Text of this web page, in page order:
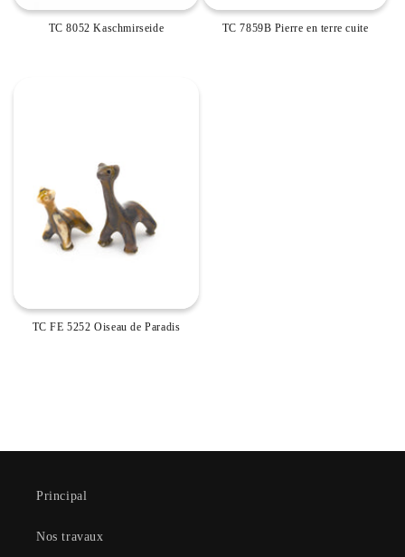
TC 8052 Kaschmirseide TC 7859B Pierre en terre cuite
TC FE 5252 Oiseau de Paradis
Principal
Nos travaux